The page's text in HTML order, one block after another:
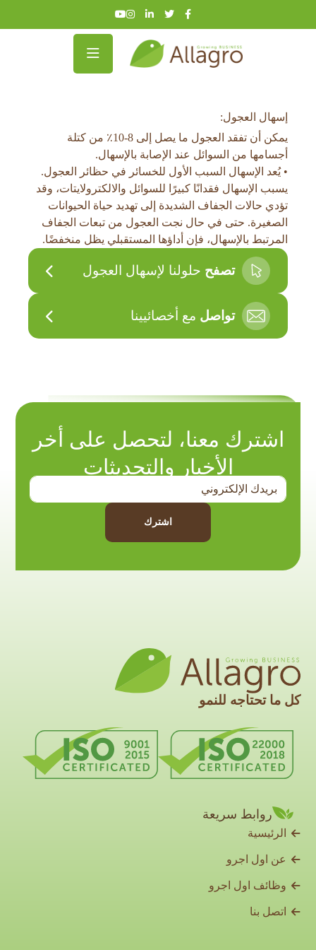
إسهال العجول:
يمكن أن تفقد العجول ما يصل إلى 8-10٪ من كتلة
أجسامها من السوائل عند الإصابة بالإسهال.
• يُعد الإسهال السبب الأول للخسائر في حظائر العجول.
يسبب الإسهال فقدانًا كبيرًا للسوائل والالكترولايتات، وقد
تؤدي حالات الجفاف الشديدة إلى تهديد حياة الحيوانات
الصغيرة. حتى في حال نجت العجول من تبعات الجفاف
المرتبط بالإسهال، فإن أداؤها المستقبلي يظل منخفضًا.
تصفح حلولنا لإسهال العجول
تواصل مع أخصائيينا
اشترك معنا، لتحصل على أخر
الأخبار والتحديثات
اشترك
كل ما تحتاجه للنمو
روابط سريعة
الرئيسية
عن اول اجرو
وظائف اول اجرو
اتصل بنا